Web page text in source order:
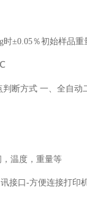
±0.05％初始样品重
断方式 一、全自
温度，重量等
接口-方便连接打